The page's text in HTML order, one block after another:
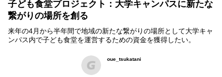
子ども食堂プロジェクト：大学キャンパスに新たな
繋がりの場所を創る
来年の4月から半年間で地域の新たな繋がりの場所として大学キャ
ンパス内で子ども食堂を運営するための資金を獲得したい。
oue_tsukatani